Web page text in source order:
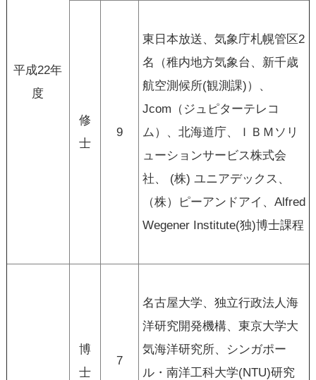
平成22年
度
修
士
9
東日本放送、気象庁札幌管区2
名（稚内地方気象台、新千歳
航空測候所(観測課)）、
Jcom（ジュピターテレコ
ム）、北海道庁、ＩＢＭソリ
ューションサービス株式会
社、 (株) ユニアデックス、
（株）ピーアンドアイ、Alfred
Wegener Institute(独)博士課程
博
士
7
名古屋大学、独立行政法人海
洋研究開発機構、東京大学大
気海洋研究所、シンガポー
ル・南洋工科大学(NTU)研究